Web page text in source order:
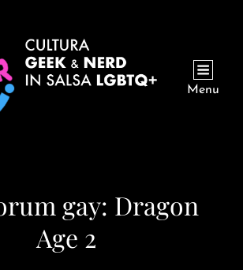
Menu
gay: Dragon
Age 2